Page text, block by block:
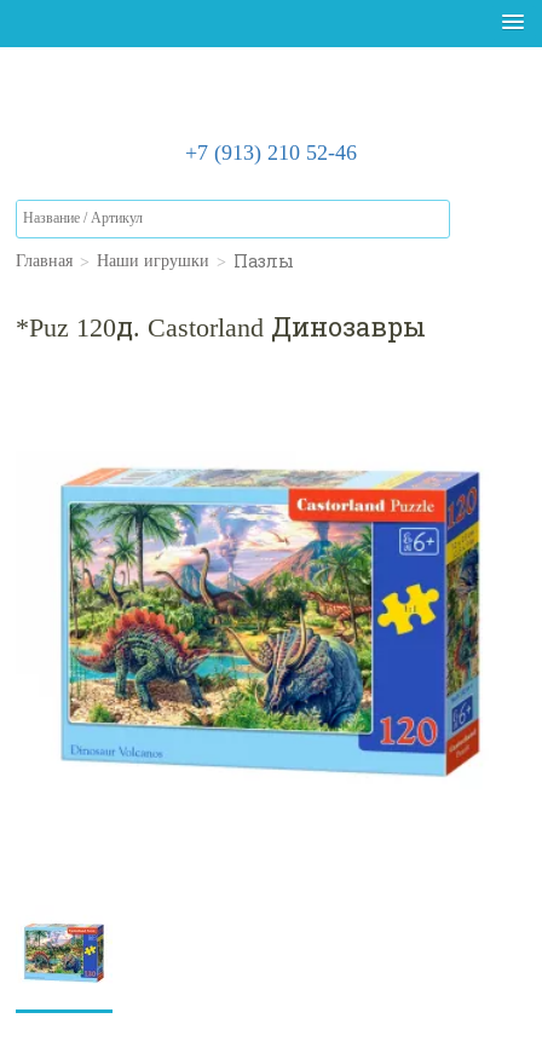
+7 (913) 210 52-46
Главная > Наши игрушки > Пазлы
*Puz 120д. Castorland Динозавры